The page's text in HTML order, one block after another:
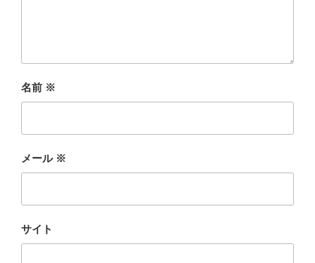
名前 ※
メール ※
サイト